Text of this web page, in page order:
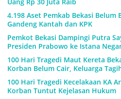
4.198 Aset Pemkab Bekasi Belum
Gandeng Kantah dan KPK
Pemkot Bekasi Dampingi Putra
Presiden Prabowo ke Istana
100 Hari Tragedi Maut Kereta
Korban Belum Cair, Keluarga
100 Hari Tragedi Kecelakaan KA
Korban Tuntut Kejelasan Hukum